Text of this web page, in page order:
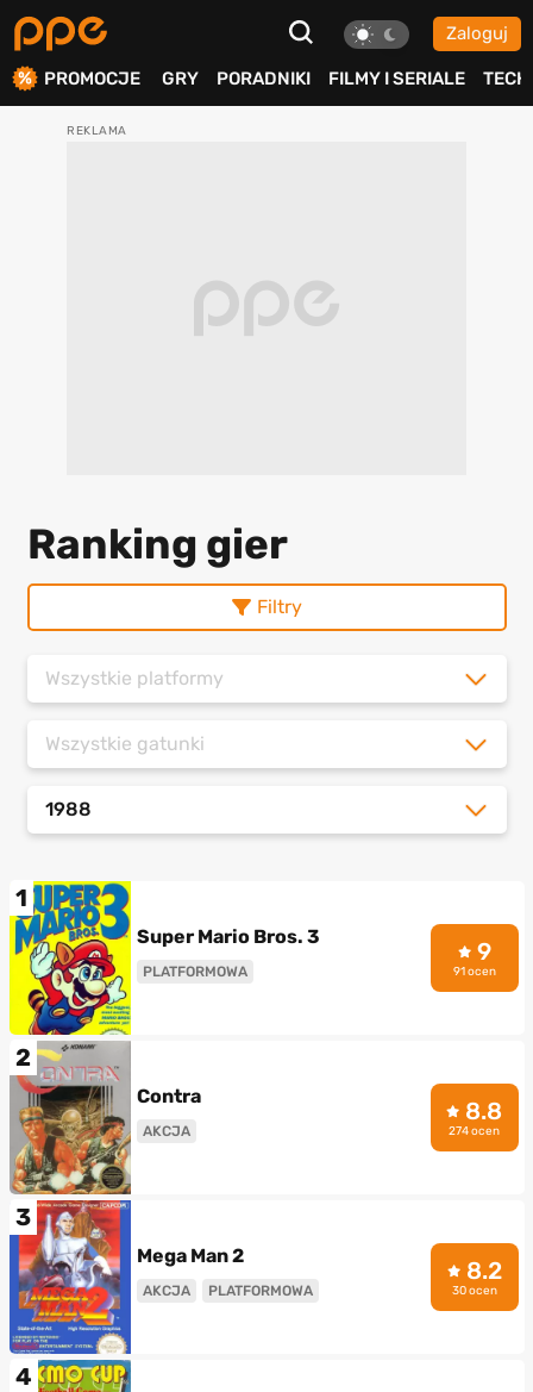
Zaloguj
PROMOCJE GRY PORADNIKI FILMY I SERIALE TECH
Ranking gier
Filtry
Wszystkie platformy
Wszystkie gatunki
1988
1
Super Mario Bros. 3
PLATFORMOWA
9
91 ocen
2
Contra
AKCJA
8.8
274 ocen
3
Mega Man 2
AKCJA PLATFORMOWA
8.2
30 ocen
4